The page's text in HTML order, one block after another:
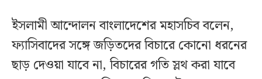
ইসলামী আন্দোলন বাংলাদেশের মহাসচিব বলেন,
ফ্যাসিবাদের সঙ্গে জড়িতদের বিচারে কোনো ধরনের
ছাড় দেওয়া যাবে না, বিচারের গতি স্লথ করা যাবে